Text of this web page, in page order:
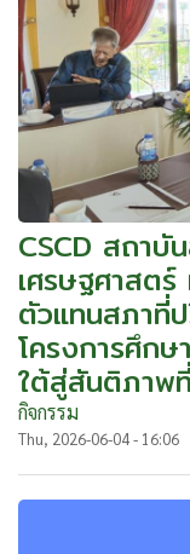
CSCD สถาบั
เศรษฐศาสตร์
ตัวแทนสภาที่
โครงการศึก
ใต้สู่สันติภาพ
กิจกรรม
Thu, 2026-06-04 - 16:06